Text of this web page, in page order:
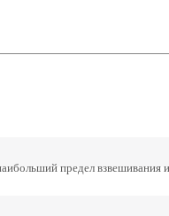
предел взвешивания